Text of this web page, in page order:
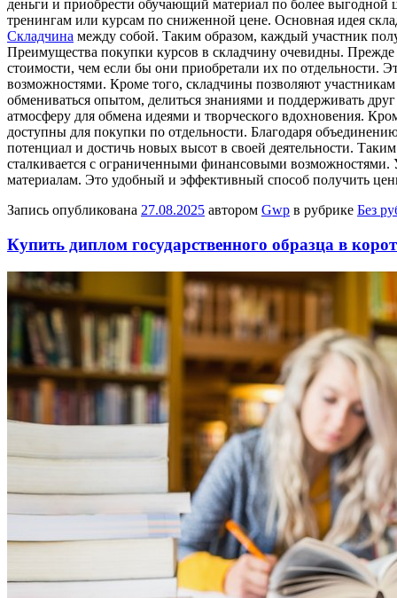
деньги и приобрести обучающий материал по более
тренингам или курсам по сниженной цене. Основная идея
Складчина между собой. Таким образом, каждый участник
Преимущества покупки курсов в складчину очевидны.
стоимости, чем если бы они приобретали их по отдельности.
возможностями. Кроме того, складчины позволяют
обмениваться опытом, делиться знаниями и поддерживать
атмосферу для обмена идеями и творческого вдохновения.
доступны для покупки по отдельности. Благодаря
потенциал и достичь новых высот в своей деятельности.
сталкивается с ограниченными финансовыми
материалам. Это удобный и эффективный способ получить
Запись опубликована 27.08.2025 автором Gwp в рубрике Без
Купить диплом государственного образца в